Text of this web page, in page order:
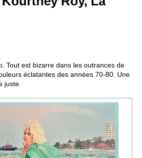
Exposer
Dossiers
Événements
Sacré
Tout est bizarre dans les outrances de
éclatantes des années 70-80. Une
juste.